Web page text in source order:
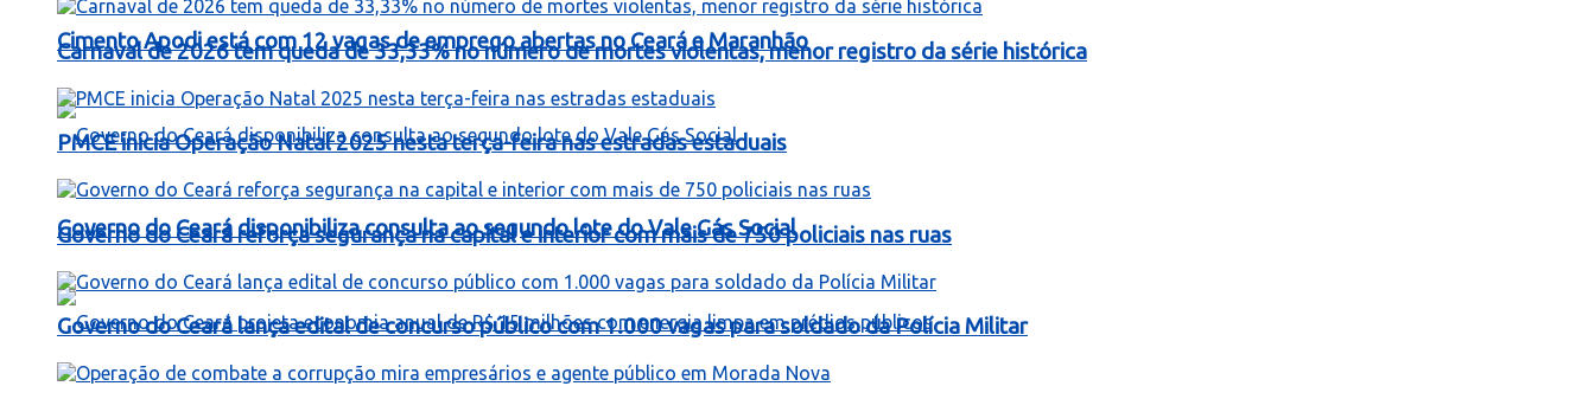
Cimento Apodi está com 12 vagas de emprego abertas no Ceará e Maranhão
Governo do Ceará disponibiliza consulta ao segundo lote do Vale Gás Social
Carnaval de 2026 tem queda de 33,33% no número de mortes violentas, menor registro da série histórica
PMCE inicia Operação Natal 2025 nesta terça-feira nas estradas estaduais
Governo do Ceará reforça segurança na capital e interior com mais de 750 policiais nas ruas
Governo do Ceará lança edital de concurso público com 1.000 vagas para soldado da Polícia Militar